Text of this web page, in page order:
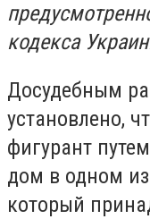
кодекса
Досудебным
установлено,
фигурант
дом в одном из
который